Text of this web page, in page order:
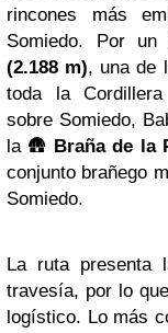
rincones más
Somiedo. Por
(2.188 m), una de
toda la
sobre Somiedo,
la 🛖 Braña de la
conjunto brañego
Somiedo.
La ruta presenta
travesía, por lo
logístico. Lo más